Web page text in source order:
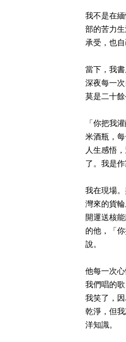
我不是在
部的苦力
承受，也自
當下，我
深夜每一
莫是二十
「你把我
米酒瓶，
人生感悟
了。我是
我在現場
灣來的貨
開運送核
的他，「
說。
他每一次
我們唱的
我笑了，
乾淨，但
洋知識。